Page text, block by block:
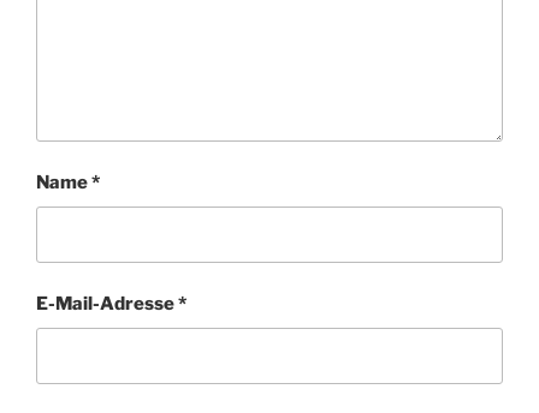
Name*
E-Mail-Adresse*